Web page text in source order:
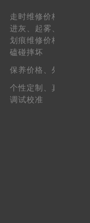
走时维修价格、
进灰、 起雾、
划痕维修价格、
磕碰摔坏
保养价格、外观维护
个性定制、真假鉴定
调试校准